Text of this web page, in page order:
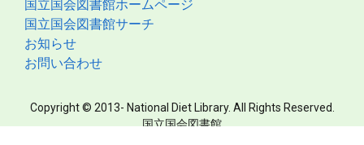
国立国会図書館ホームページ
国立国会図書館サーチ
お知らせ
お問い合わせ
Copyright © 2013- National Diet Library. All Rights Reserved.